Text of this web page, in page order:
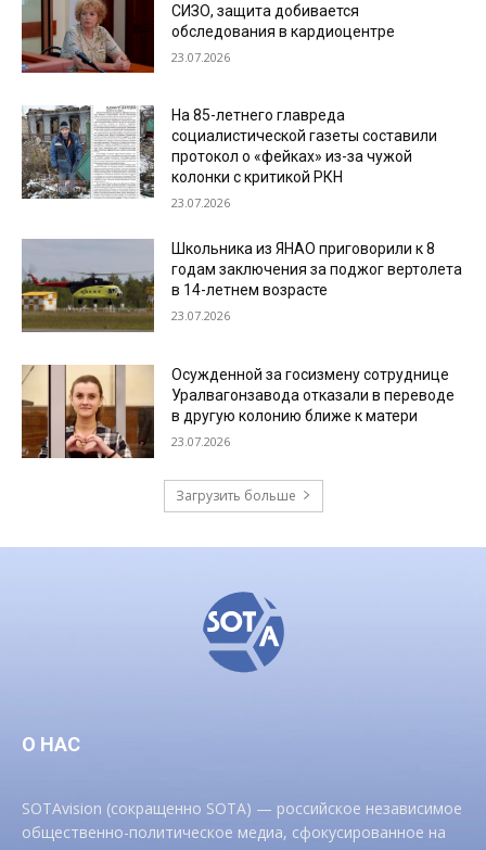
СИЗО, защита добивается
обследования в кардиоцентре
23.07.2026
На 85-летнего главреда
социалистической газеты составили
протокол о «фейках» из-за чужой
колонки с критикой РКН
23.07.2026
Школьника из ЯНАО приговорили к 8
годам заключения за поджог вертолета
в 14-летнем возрасте
23.07.2026
Осужденной за госизмену сотруднице
Уралвагонзавода отказали в переводе
в другую колонию ближе к матери
23.07.2026
Загрузить больше
О НАС
SOTAvision (сокращенно SOTA) — российское независимое
общественно-политическое медиа, сфокусированное на